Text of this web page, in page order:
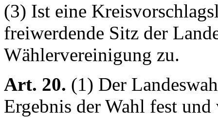
(3) Ist eine
freiwerdende Sitz der
Wählervereinigung zu.
Art. 20. (1) Der
Ergebnis der Wahl fest